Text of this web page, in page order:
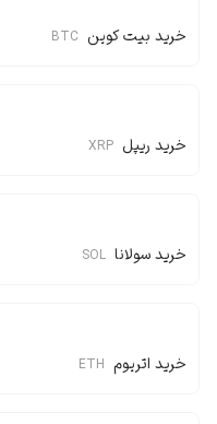
خرید بیت کوین BTC
خرید ریپل XRP
خرید سولانا SOL
خرید اتریوم ETH